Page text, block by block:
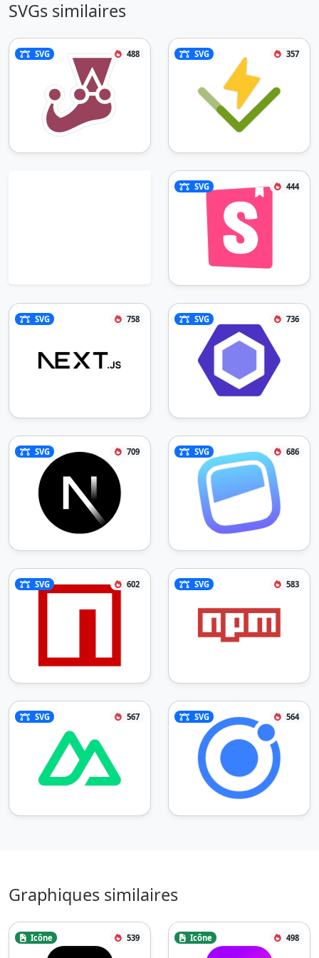
SVGs similaires
SVG 488 SVG 357
SVG 444
SVG 758 SVG 736
SVG 709 SVG 686
SVG 602 SVG 583
SVG 567 SVG 564
Graphiques similaires
Icône 539 Icône 498